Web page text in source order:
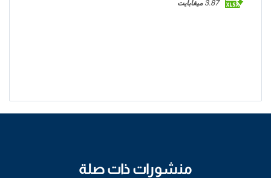
3.87 ميغابايت
منشورات ذات صلة